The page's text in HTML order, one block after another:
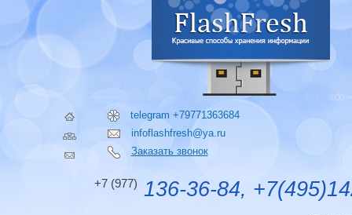
telegram +79771363684
infoflashfresh@ya.ru
Заказать звонок
+7 (977) 136-36-84,